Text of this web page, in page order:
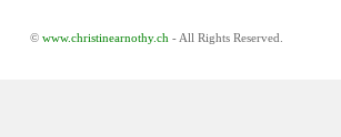
© www.christinearnothy.ch - All Rights Reserved.